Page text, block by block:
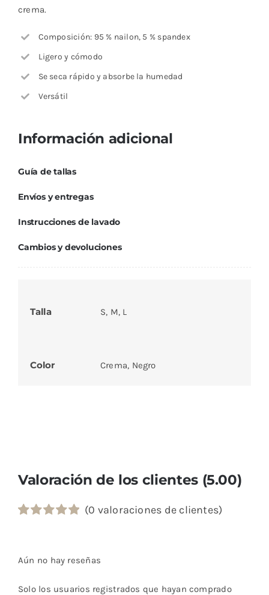
crema.
Composición: 95 % nailon, 5 % spandex
Ligero y cómodo
Se seca rápido y absorbe la humedad
Versátil
Información adicional
Guía de tallas
Envíos y entregas
Instrucciones de lavado
Cambios y devoluciones
Talla S, M, L
Color Crema, Negro
Valoración de los clientes (5.00)
valoraciones
(0 valoraciones de clientes)
Aún no hay reseñas
Solo los usuarios registrados que hayan comprado